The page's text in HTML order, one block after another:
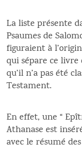
La liste présente
Psaumes de
figuraient à
qui sépare ce
qu’il n’a pas été
Testament.
En effet, une “
Athanase est
avec le résumé